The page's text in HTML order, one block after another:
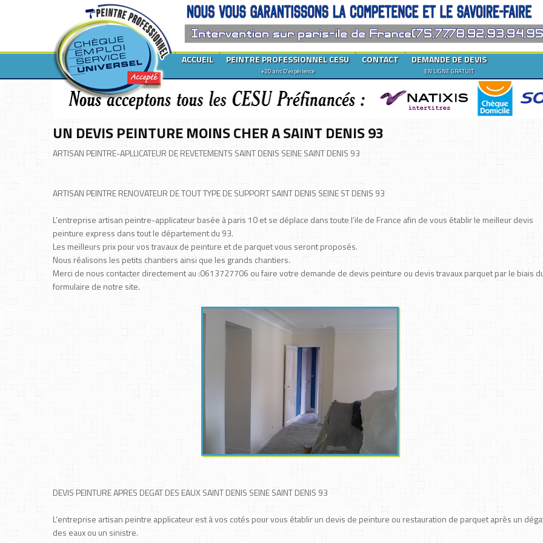
DEMANDE DE DEVIS
EN LIGNE GRATUIT
CONTACT
PEINTRE PROFESSIONNEL CESU
+20 ans D'expérience
ACCUEIL
UN DEVIS PEINTURE MOINS CHER A SAINT DENIS 93
ARTISAN PEINTRE-APLLICATEUR DE REVETEMENTS SAINT DENIS SEINE SAINT DENIS 93
ARTISAN PEINTRE RENOVATEUR DE TOUT TYPE DE SUPPORT SAINT DENIS SEINE ST DENIS 93
L’entreprise artisan peintre-applicateur basée à paris 10 et se déplace dans toute l’ile de France afin de vous établir le meilleur devis
peinture express dans tout le département du 93.
Les meilleurs prix pour vos travaux de peinture et de parquet vous seront proposés.
Nous réalisons les petits chantiers ainsi que les grands chantiers.
Merci de nous contacter directement au :0613727706 ou faire votre demande de devis peinture ou devis travaux parquet par le biais
formulaire de notre site.
DEVIS PEINTURE APRES DEGAT DES EAUX SAINT DENIS SEINE SAINT DENIS 93
L’entreprise artisan peintre applicateur est à vos cotés pour vous établir un devis de peinture ou restauration de parquet après un
des eaux ou un sinistre.